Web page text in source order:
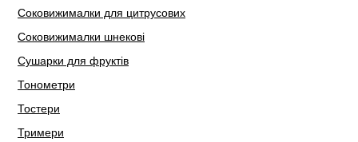
Соковижималки для цитрусових
Соковижималки шнекові
Сушарки для фруктів
Тонометри
Тостери
Тримери